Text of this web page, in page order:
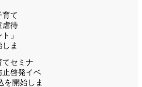
てセミナ
止啓発イベ
を開始しま